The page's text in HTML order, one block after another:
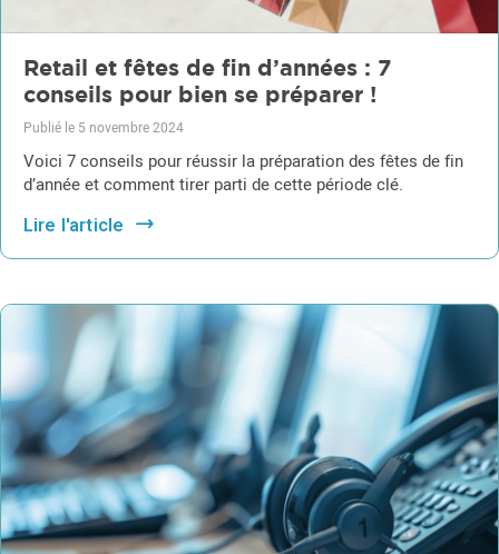
Retail et fêtes de fin d’années : 7
conseils pour bien se préparer !
Publié le 5 novembre 2024
Voici 7 conseils pour réussir la préparation des fêtes de fin
d’année et comment tirer parti de cette période clé.
Lire l'article